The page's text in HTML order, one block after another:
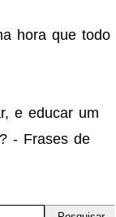
hora que todo
e educar um
- Frases de